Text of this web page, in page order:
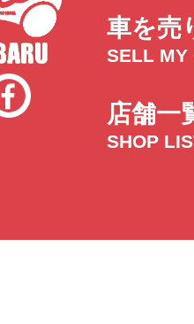
車を売
SELL MY
店舗一
SHOP